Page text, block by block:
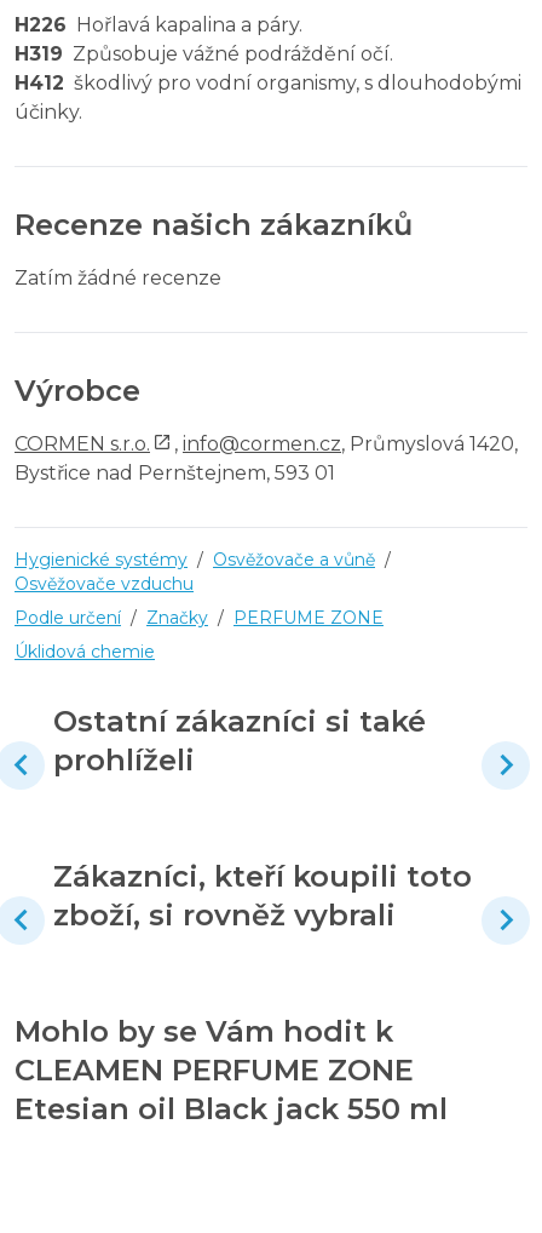
H226 Hořlavá kapalina a páry.
H319 Způsobuje vážné podráždění očí.
H412 škodlivý pro vodní organismy, s dlouhodobými
účinky.
Recenze našich zákazníků
Zatím žádné recenze
Výrobce
CORMEN s.r.o. , info@cormen.cz, Průmyslová 1420,
Bystřice nad Pernštejnem, 593 01
Hygienické systémy / Osvěžovače a vůně /
Osvěžovače vzduchu
Podle určení / Značky / PERFUME ZONE
Úklidová chemie
Ostatní zákazníci si také
prohlíželi
Zákazníci, kteří koupili toto
zboží, si rovněž vybrali
Mohlo by se Vám hodit k
CLEAMEN PERFUME ZONE
Etesian oil Black jack 550 ml